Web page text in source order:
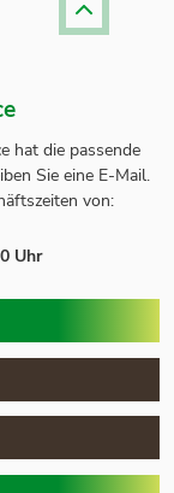
hat die passende
Sie eine E-Mail.
von:
Uhr